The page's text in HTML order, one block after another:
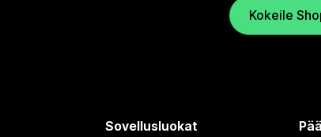
Kokeile
Sovellusluokat